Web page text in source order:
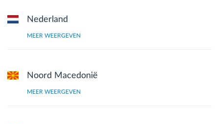
Nederland
MEER WEERGEVEN
Noord Macedonië
MEER WEERGEVEN